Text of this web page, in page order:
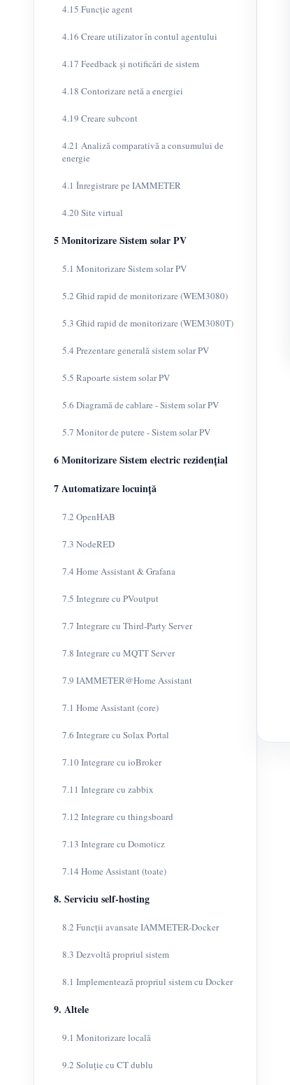
4.15 Funcție agent
4.16 Creare utilizator în contul agentului
4.17 Feedback și notificări de sistem
4.18 Contorizare netă a energiei
4.19 Creare subcont
4.21 Analiză comparativă a consumului de
energie
4.1 Înregistrare pe IAMMETER
4.20 Site virtual
5 Monitorizare Sistem solar PV
5.1 Monitorizare Sistem solar PV
5.2 Ghid rapid de monitorizare (WEM3080)
5.3 Ghid rapid de monitorizare (WEM3080T)
5.4 Prezentare generală sistem solar PV
5.5 Rapoarte sistem solar PV
5.6 Diagramă de cablare - Sistem solar PV
5.7 Monitor de putere - Sistem solar PV
6 Monitorizare Sistem electric rezidențial
7 Automatizare locuință
7.2 OpenHAB
7.3 NodeRED
7.4 Home Assistant & Grafana
7.5 Integrare cu PVoutput
7.7 Integrare cu Third-Party Server
7.8 Integrare cu MQTT Server
7.9 IAMMETER@Home Assistant
7.1 Home Assistant (core)
7.6 Integrare cu Solax Portal
7.10 Integrare cu ioBroker
7.11 Integrare cu zabbix
7.12 Integrare cu thingsboard
7.13 Integrare cu Domoticz
7.14 Home Assistant (toate)
8. Serviciu self-hosting
8.2 Funcții avansate IAMMETER-Docker
8.3 Dezvoltă propriul sistem
8.1 Implementează propriul sistem cu Docker
9. Altele
9.1 Monitorizare locală
9.2 Soluție cu CT dublu